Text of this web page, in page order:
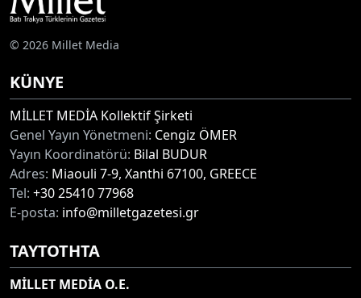
© 2026 Millet Media
KÜNYE
MİLLET MEDİA Kollektif Şirketi
Genel Yayın Yönetmeni: Cengiz ÖMER
Yayın Koordinatörü: Bilal BUDUR
Adres: Miaouli 7-9, Xanthi 67100, GREECE
Tel: +30 25410 77968
E-posta: info@milletgazetesi.gr
ΤΑΥΤΟΤΗΤΑ
MİLLET MEDİA O.E.